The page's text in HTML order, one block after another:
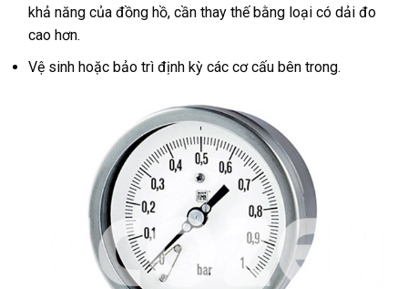
khả năng của đồng hồ, cần thay thế bằng loại có dải đo
cao hơn.
Vệ sinh hoặc bảo trì định kỳ các cơ cấu bên trong.